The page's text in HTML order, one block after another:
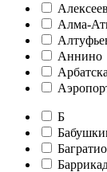
Алма-
Аннино
Б